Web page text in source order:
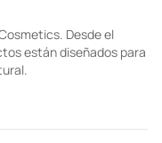
Desde el
están diseñados para